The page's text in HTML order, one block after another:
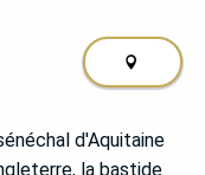
d'Aquitaine
la bastide